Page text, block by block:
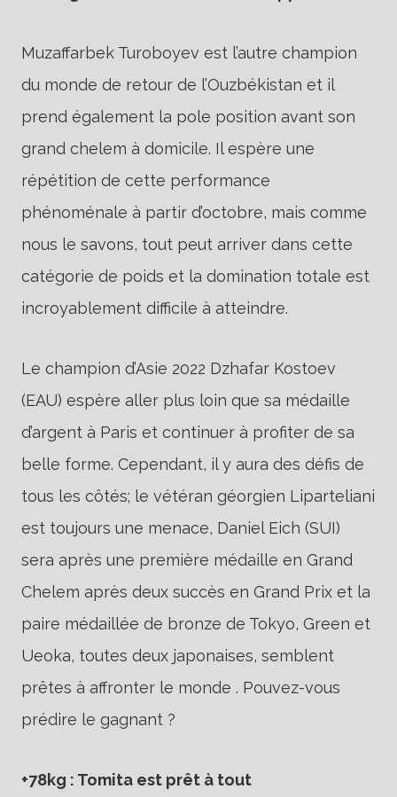
Muzaffarbek Turoboyev est l’autre champion
du monde de retour de l’Ouzbékistan et il
prend également la pole position avant son
grand chelem à domicile. Il espère une
répétition de cette performance
phénoménale à partir d’octobre, mais comme
nous le savons, tout peut arriver dans cette
catégorie de poids et la domination totale est
incroyablement difficile à atteindre.
Le champion d’Asie 2022 Dzhafar Kostoev
(EAU) espère aller plus loin que sa médaille
d’argent à Paris et continuer à profiter de sa
belle forme. Cependant, il y aura des défis de
tous les côtés; le vétéran géorgien Liparteliani
est toujours une menace, Daniel Eich (SUI)
sera après une première médaille en Grand
Chelem après deux succès en Grand Prix et la
paire médaillée de bronze de Tokyo, Green et
Ueoka, toutes deux japonaises, semblent
prêtes à affronter le monde . Pouvez-vous
prédire le gagnant ?
+78kg : Tomita est prêt à tout